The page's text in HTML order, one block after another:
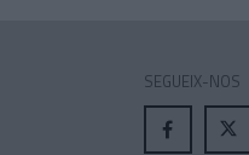
SEGUEIX-NOS